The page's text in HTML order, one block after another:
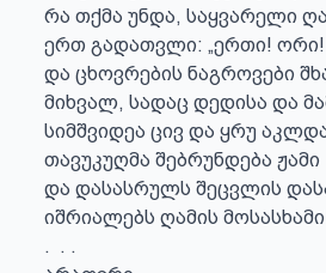
რა თქმა უნდა, საყვარელი
ერთ გადათვლი: „ერთი! ორი!
და ცხოვრების ნაგროვები
მიხვალ, სადაც დედისა და
სიმშვიდეა ცივ და ყრუ
თავუკუღმა შებრუნდება ჟამი
და დასასრულს შეცვლის
იშრიალებს ღამის
.  . .